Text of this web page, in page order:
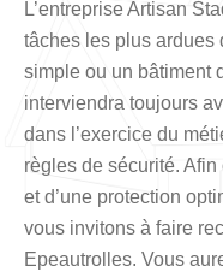
L’entreprise Artisan
tâches les plus ardues
simple ou un bâtiment
interviendra toujours
dans l’exercice du
règles de sécurité.
et d’une protection
vous invitons à faire
Epeautrolles. Vous